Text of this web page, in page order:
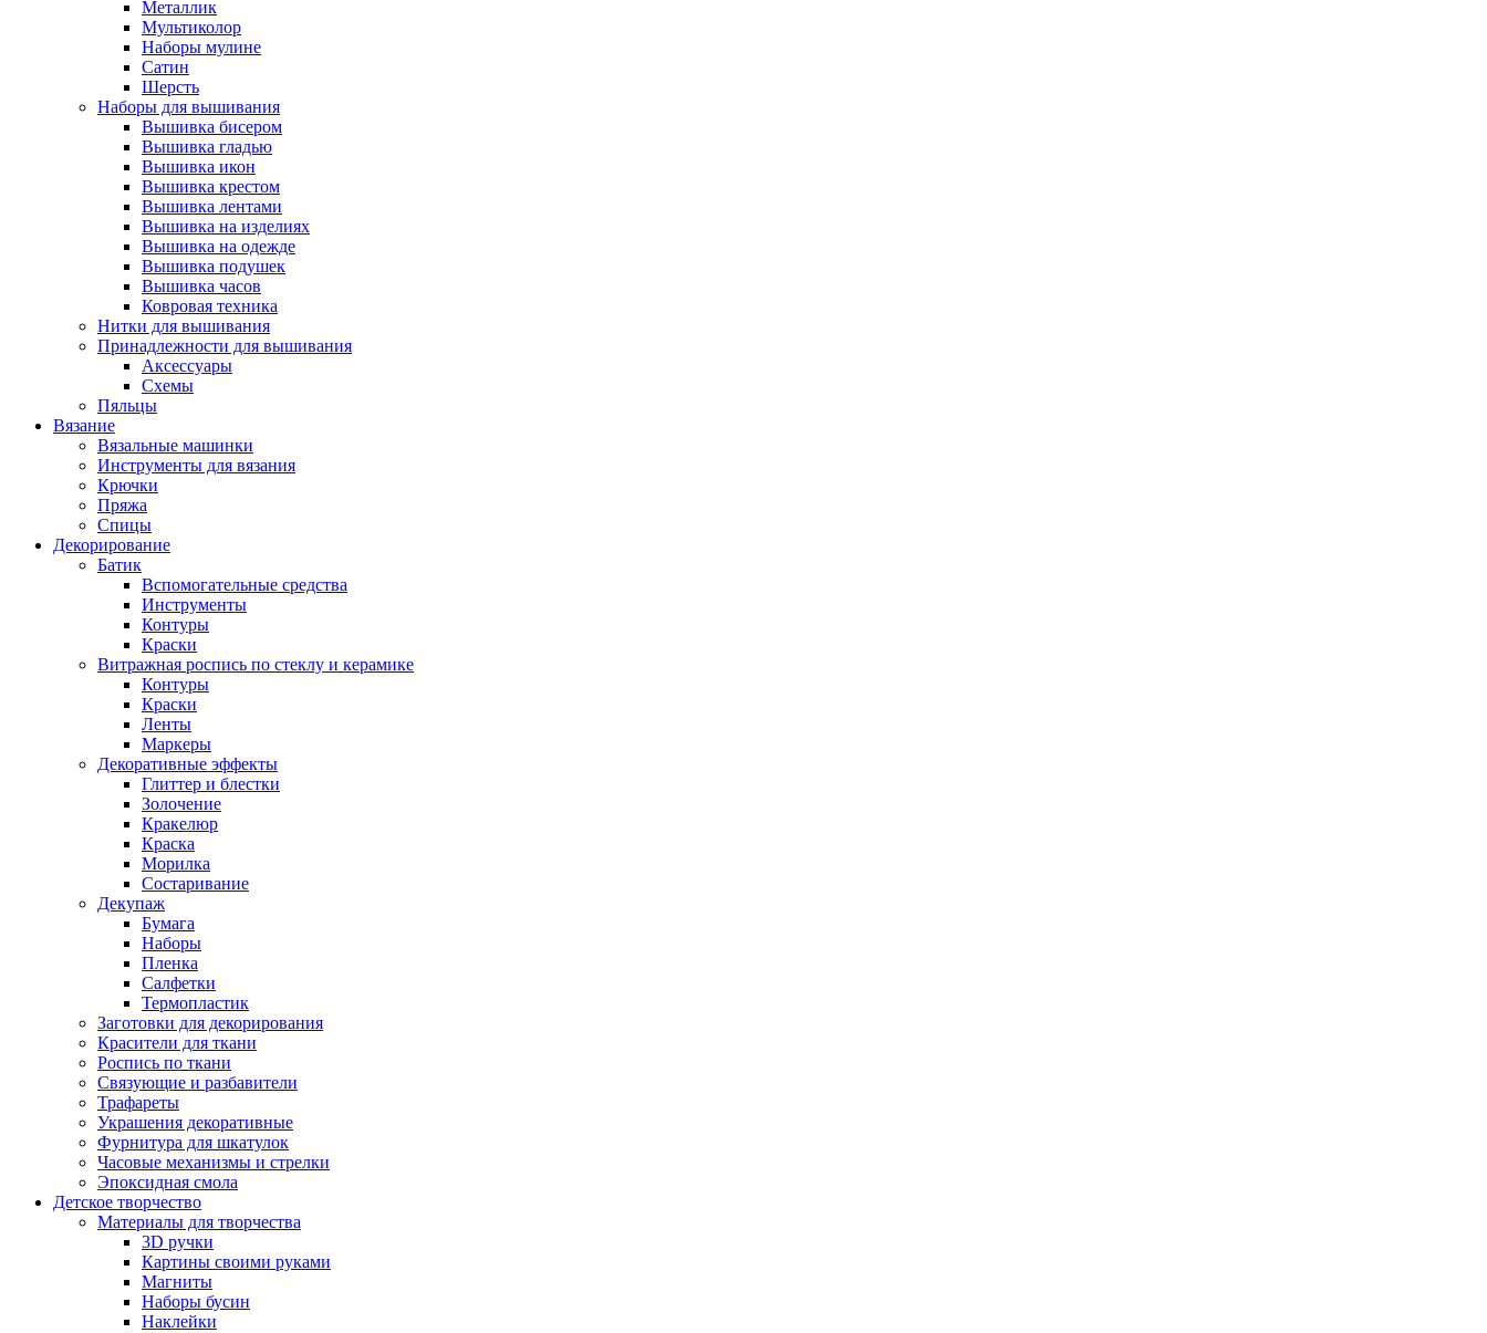
Металлик
Мультиколор
Наборы мулине
Сатин
Шерсть
Наборы для вышивания
Вышивка бисером
Вышивка гладью
Вышивка икон
Вышивка крестом
Вышивка лентами
Вышивка на изделиях
Вышивка на одежде
Вышивка подушек
Вышивка часов
Ковровая техника
Нитки для вышивания
Принадлежности для вышивания
Аксессуары
Схемы
Пяльцы
Вязание
Вязальные машинки
Инструменты для вязания
Крючки
Пряжа
Спицы
Декорирование
Батик
Вспомогательные средства
Инструменты
Контуры
Краски
Витражная роспись по стеклу и керамике
Контуры
Краски
Ленты
Маркеры
Декоративные эффекты
Глиттер и блестки
Золочение
Кракелюр
Краска
Морилка
Состаривание
Декупаж
Бумага
Наборы
Пленка
Салфетки
Термопластик
Заготовки для декорирования
Красители для ткани
Роспись по ткани
Связующие и разбавители
Трафареты
Украшения декоративные
Фурнитура для шкатулок
Часовые механизмы и стрелки
Эпоксидная смола
Детское творчество
Материалы для творчества
3D ручки
Картины своими руками
Магниты
Наборы бусин
Наклейки